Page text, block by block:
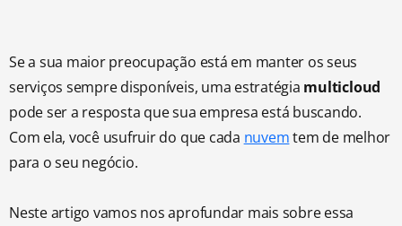
Se a sua maior preocupação está em manter os seus
serviços sempre disponíveis, uma estratégia multicloud
pode ser a resposta que sua empresa está buscando.
Com ela, você usufruir do que cada nuvemtem de melhor
para o seu negócio.
Neste artigo vamos nos aprofundar mais sobre essa